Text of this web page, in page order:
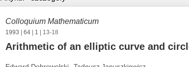
Colloquium Mathematicum
1993 64 1 | 13-18
Arithmetic of an elliptic curve and